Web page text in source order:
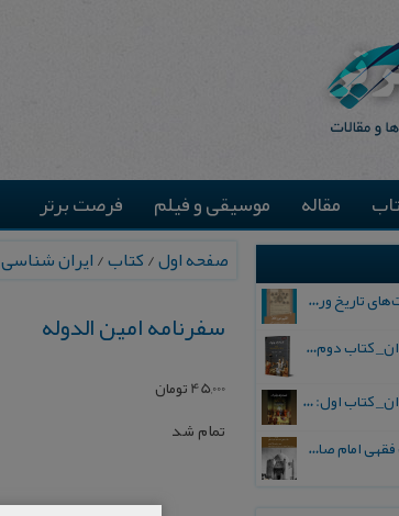
مقاله موسیقی و فیلم فرصت برتر
صفحه اول/کتاب/ایران شناسی
سفرنامه امین الدوله
45,000تومان
تمام شد
ورزی علمی
درباره واقعیت و معرفت
در باورهای رایج
علیه السلام